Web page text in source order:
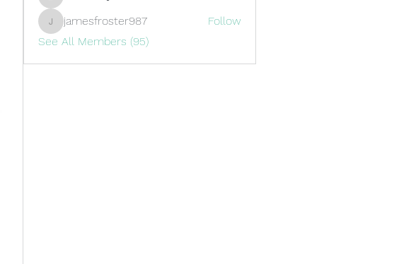
Brewer
jamesfroster987
jamesfroster987
Follow
See All Members (95)